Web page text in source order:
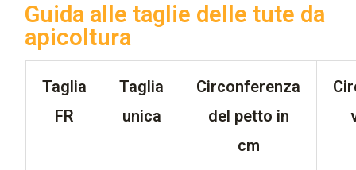
Guida alle taglie delle tute da
apicoltura
Taglia
FR
Taglia
unica
Circonferenza
del petto in
cm